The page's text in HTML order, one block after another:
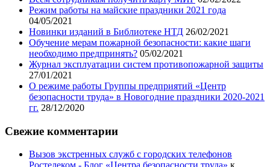
Режим работы на майские праздники 2021 года
04/05/2021
Новинки изданий в Библиотеке НТД 26/02/2021
Обучение мерам пожарной безопасности: какие шаги
необходимо предпринять? 05/02/2021
Журнал эксплуатации систем противопожарной защиты
27/01/2021
О режиме работы Группы предприятий «Центр
безопасности труда» в Новогодние праздники 2020-2021
гг. 28/12/2020
Свежие комментарии
Вызов экстренных служб с городских телефонов